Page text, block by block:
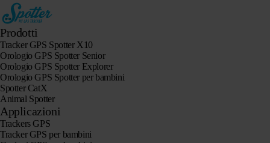
Prodotti
Tracker GPS Spotter X10
Orologio GPS Spotter Senior
Orologio GPS Spotter Explorer
Orologio GPS Spotter per bambini
Spotter CatX
Animal Spotter
Applicazioni
Trackers GPS
Tracker GPS per bambini